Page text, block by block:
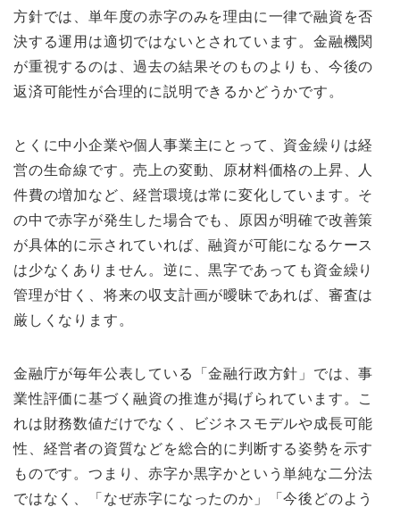
方針では、単年度の赤字のみを理由に一律で融資を否
決する運用は適切ではないとされています。金融機関
が重視するのは、過去の結果そのものよりも、今後の
返済可能性が合理的に説明できるかどうかです。
とくに中小企業や個人事業主にとって、資金繰りは経
営の生命線です。売上の変動、原材料価格の上昇、人
件費の増加など、経営環境は常に変化しています。そ
の中で赤字が発生した場合でも、原因が明確で改善策
が具体的に示されていれば、融資が可能になるケース
は少なくありません。逆に、黒字であっても資金繰り
管理が甘く、将来の収支計画が曖昧であれば、審査は
厳しくなります。
金融庁が毎年公表している「金融行政方針」では、事
業性評価に基づく融資の推進が掲げられています。こ
れは財務数値だけでなく、ビジネスモデルや成長可能
性、経営者の資質などを総合的に判断する姿勢を示す
ものです。つまり、赤字か黒字かという単純な二分法
ではなく、「なぜ赤字になったのか」「今後どのよう